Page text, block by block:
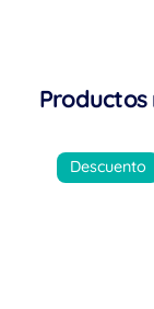
Descuento